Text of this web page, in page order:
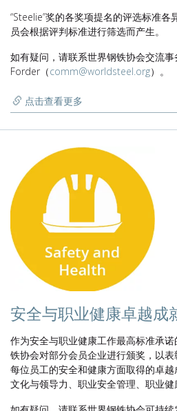
“Steelie”奖的各奖项提名的评选标准
员会根据评判标准进行筛选而产生。
如有疑问，请联系世界钢铁协会交流
Forder（comm@worldsteel.org）。
点击查看更多
安全与职业健康卓越成
作为安全与职业健康工作最高标准承
铁协会对部分会员企业进行颁奖，以
每位员工的安全和健康方面取得的卓
文化与领导力、职业安全管理、职业健